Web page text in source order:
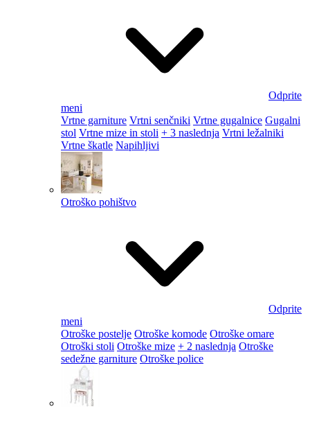
Odprite
meni
Vrtne garniture Vrtni senčniki Vrtne gugalnice Gugalni
stol Vrtne mize in stoli + 3 naslednja Vrtni ležalniki
Vrtne škatle Napihljivi
Otroško pohištvo
Odprite
meni
Otroške postelje Otroške komode Otroške omare
Otroški stoli Otroške mize + 2 naslednja Otroške
sedežne garniture Otroške police